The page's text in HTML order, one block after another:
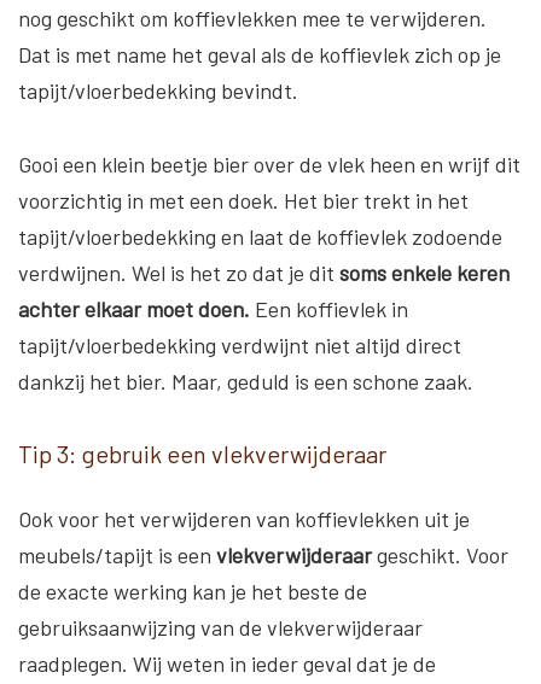
nog geschikt om koffievlekken mee te verwijderen.
Dat is met name het geval als de koffievlek zich op je
tapijt/vloerbedekking bevindt.
Gooi een klein beetje bier over de vlek heen en wrijf dit
voorzichtig in met een doek. Het bier trekt in het
tapijt/vloerbedekking en laat de koffievlek zodoende
verdwijnen. Wel is het zo dat je dit soms enkele keren
achter elkaar moet doen. Een koffievlek in
tapijt/vloerbedekking verdwijnt niet altijd direct
dankzij het bier. Maar, geduld is een schone zaak.
Tip 3: gebruik een vlekverwijderaar
Ook voor het verwijderen van koffievlekken uit je
meubels/tapijt is een vlekverwijderaargeschikt. Voor
de exacte werking kan je het beste de
gebruiksaanwijzing van de vlekverwijderaar
raadplegen. Wij weten in ieder geval dat je de